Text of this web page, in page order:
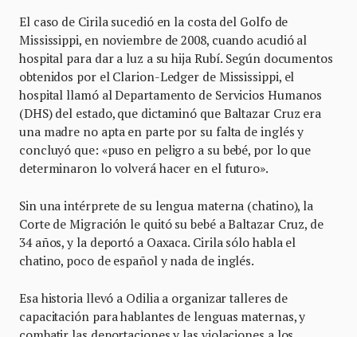
El caso de Cirila sucedió en la costa del Golfo de
Mississippi, en noviembre de 2008, cuando acudió al
hospital para dar a luz a su hija Rubí. Según documentos
obtenidos por el Clarion-Ledger de Mississippi, el
hospital llamó al Departamento de Servicios Humanos
(DHS) del estado, que dictaminó que Baltazar Cruz era
una madre no apta en parte por su falta de inglés y
concluyó que: «puso en peligro a su bebé, por lo que
determinaron lo volverá hacer en el futuro».
Sin una intérprete de su lengua materna (chatino), la
Corte de Migración le quitó su bebé a Baltazar Cruz, de
34 años, y la deportó a Oaxaca. Cirila sólo habla el
chatino, poco de español y nada de inglés.
Esa historia llevó a Odilia a organizar talleres de
capacitación para hablantes de lenguas maternas, y